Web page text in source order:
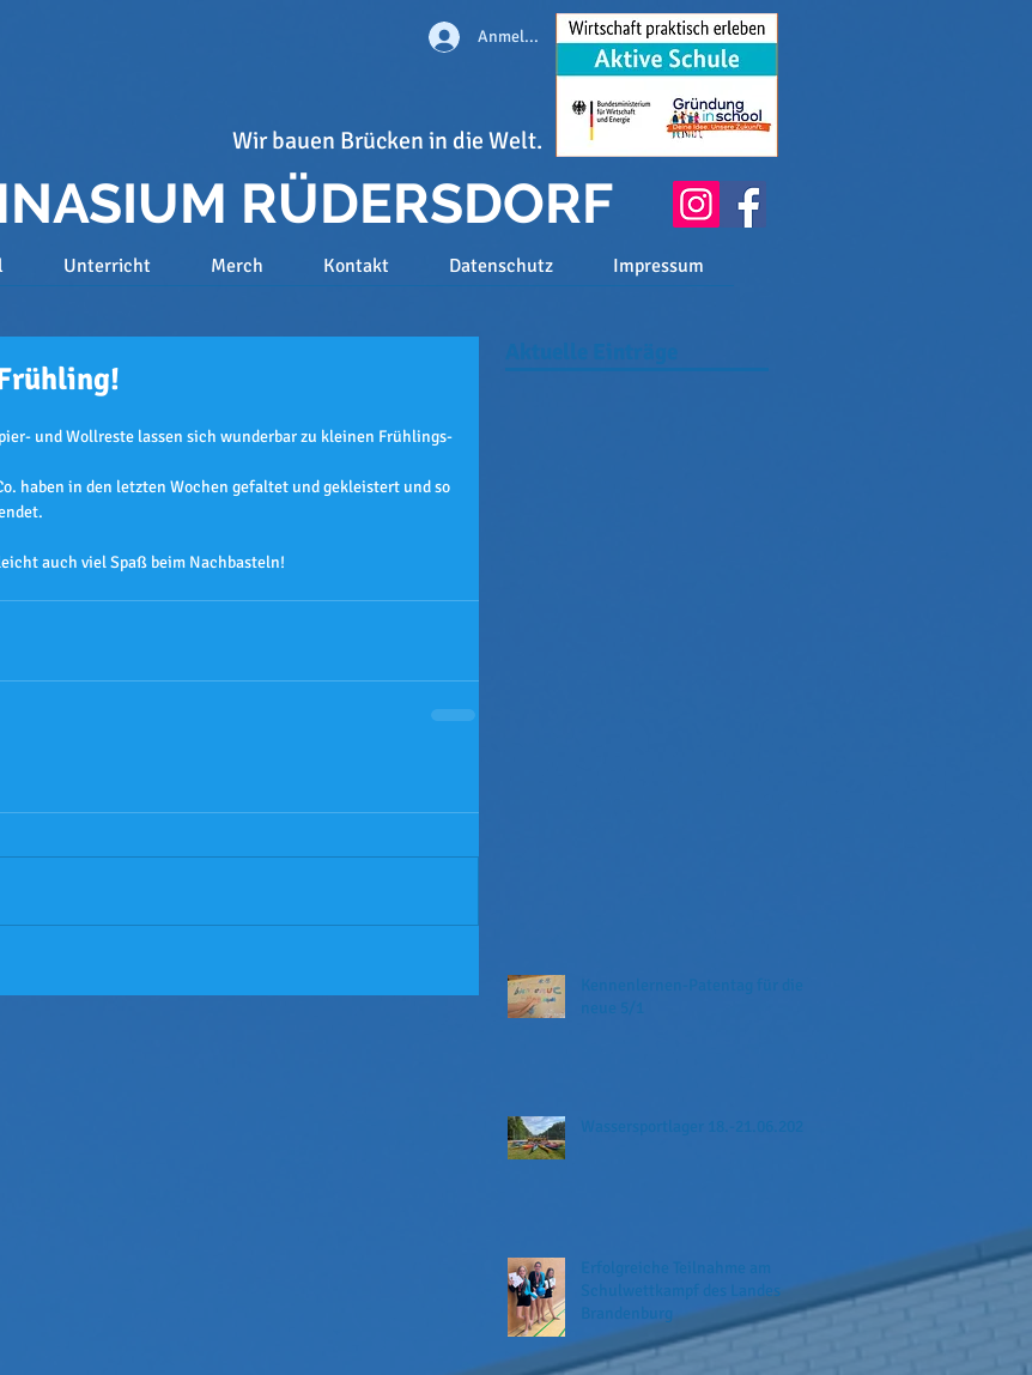
Anmelden
Wir bauen Brücken in die Welt.
RÜDERSDORF
Unterricht Merch Kontakt Datenschutz Impressum
und Wollreste lassen sich wunderbar zu kleinen Frühlings-
haben in den letzten Wochen gefaltet und gekleistert und so
auch viel Spaß beim Nachbasteln!
neue 5/1
Wassersportlager 18.-21.06.2026
Erfolgreiche Teilnahme am
Schulwettkampf des Landes
Brandenburg